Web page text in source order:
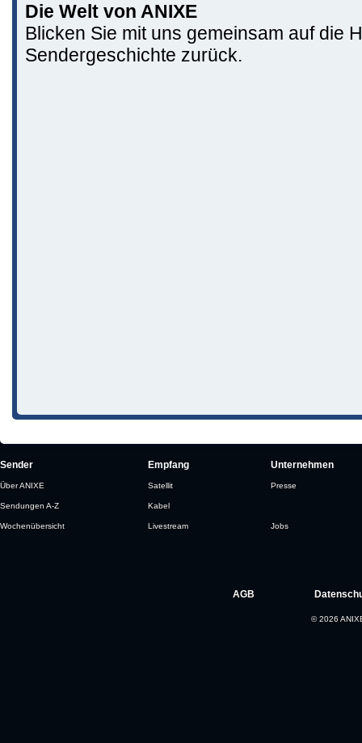
Die Welt von ANIXE
Blicken Sie mit uns gemeinsam auf die
Sendergeschichte zurück.
Sender Empfang Unternehmen
Über ANIXE Satellit Presse
Sendungen A-Z Kabel
Wochenübersicht Livestream Jobs
AGB
© 2026